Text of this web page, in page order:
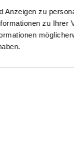
Anzeigen zu
zu